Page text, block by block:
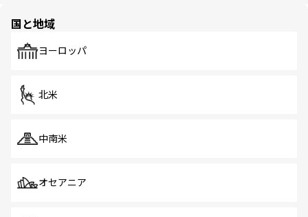
で、ホーカーズは地元の風情を楽しめる外せないスポット
国と地域
ヨーロッパ
北米
中南米
オセアニア